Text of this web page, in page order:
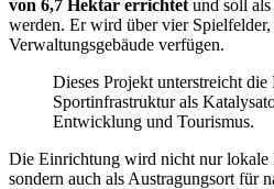
von 6,7 Hektar errichtet und soll
werden. Er wird über vier
Verwaltungsgebäude verfügen.
Dieses Projekt unterstreicht die
Sportinfrastruktur als
Entwicklung und Tourismus.
Die Einrichtung wird nicht nur lokale
sondern auch als Austragungsort für